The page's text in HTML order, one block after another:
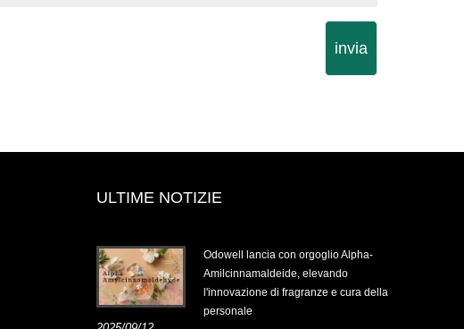
invia
ULTIME NOTIZIE
List-2025.6.14-
Odowell lancia con orgoglio Alpha-
Amilcinnamaldeide, elevando
l'innovazione di fragranze e cura della
personale